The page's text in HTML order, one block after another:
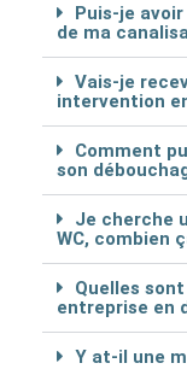
Puis-je
de ma
Vais-je
intervention
Comment
son
Je cherche
WC, combien
Quelles
entreprise en
Y at-il une